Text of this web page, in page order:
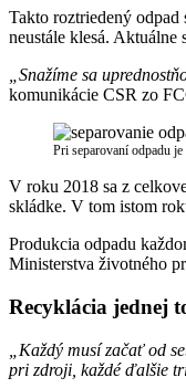
Takto roztriedený
neustále klesá.
„Snažíme sa
komunikácie CSR zo
Pri separovaní odpadu
V roku 2018 sa z
skládke. V tom istom
Produkcia odpadu
Ministerstva životného
Recyklácia jednej
„Každý musí začať od
pri zdroji, každé ďalšie